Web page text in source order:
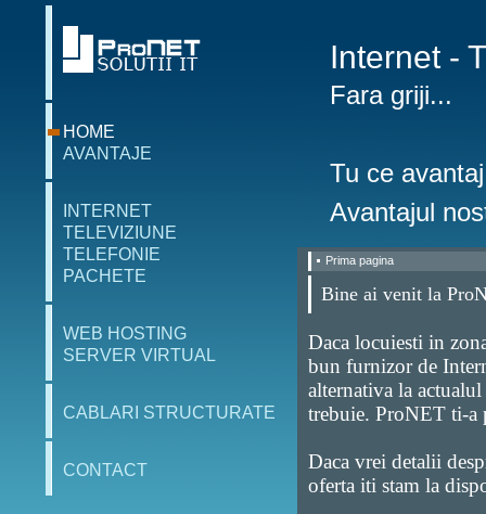
HOME
AVANTAJE
INTERNET
TELEVIZIUNE
TELEFONIE
PACHETE
WEB HOSTING
SERVER VIRTUAL
CABLARI STRUCTURATE
CONTACT
Internet -
Fara griji...
Tu ce
Avantajul
Prima pagina
Bine ai venit la
Daca locuiesti in
bun furnizor de
alternativa la
trebuie. ProNET ti-a
Daca vrei detalii
oferta iti stam la